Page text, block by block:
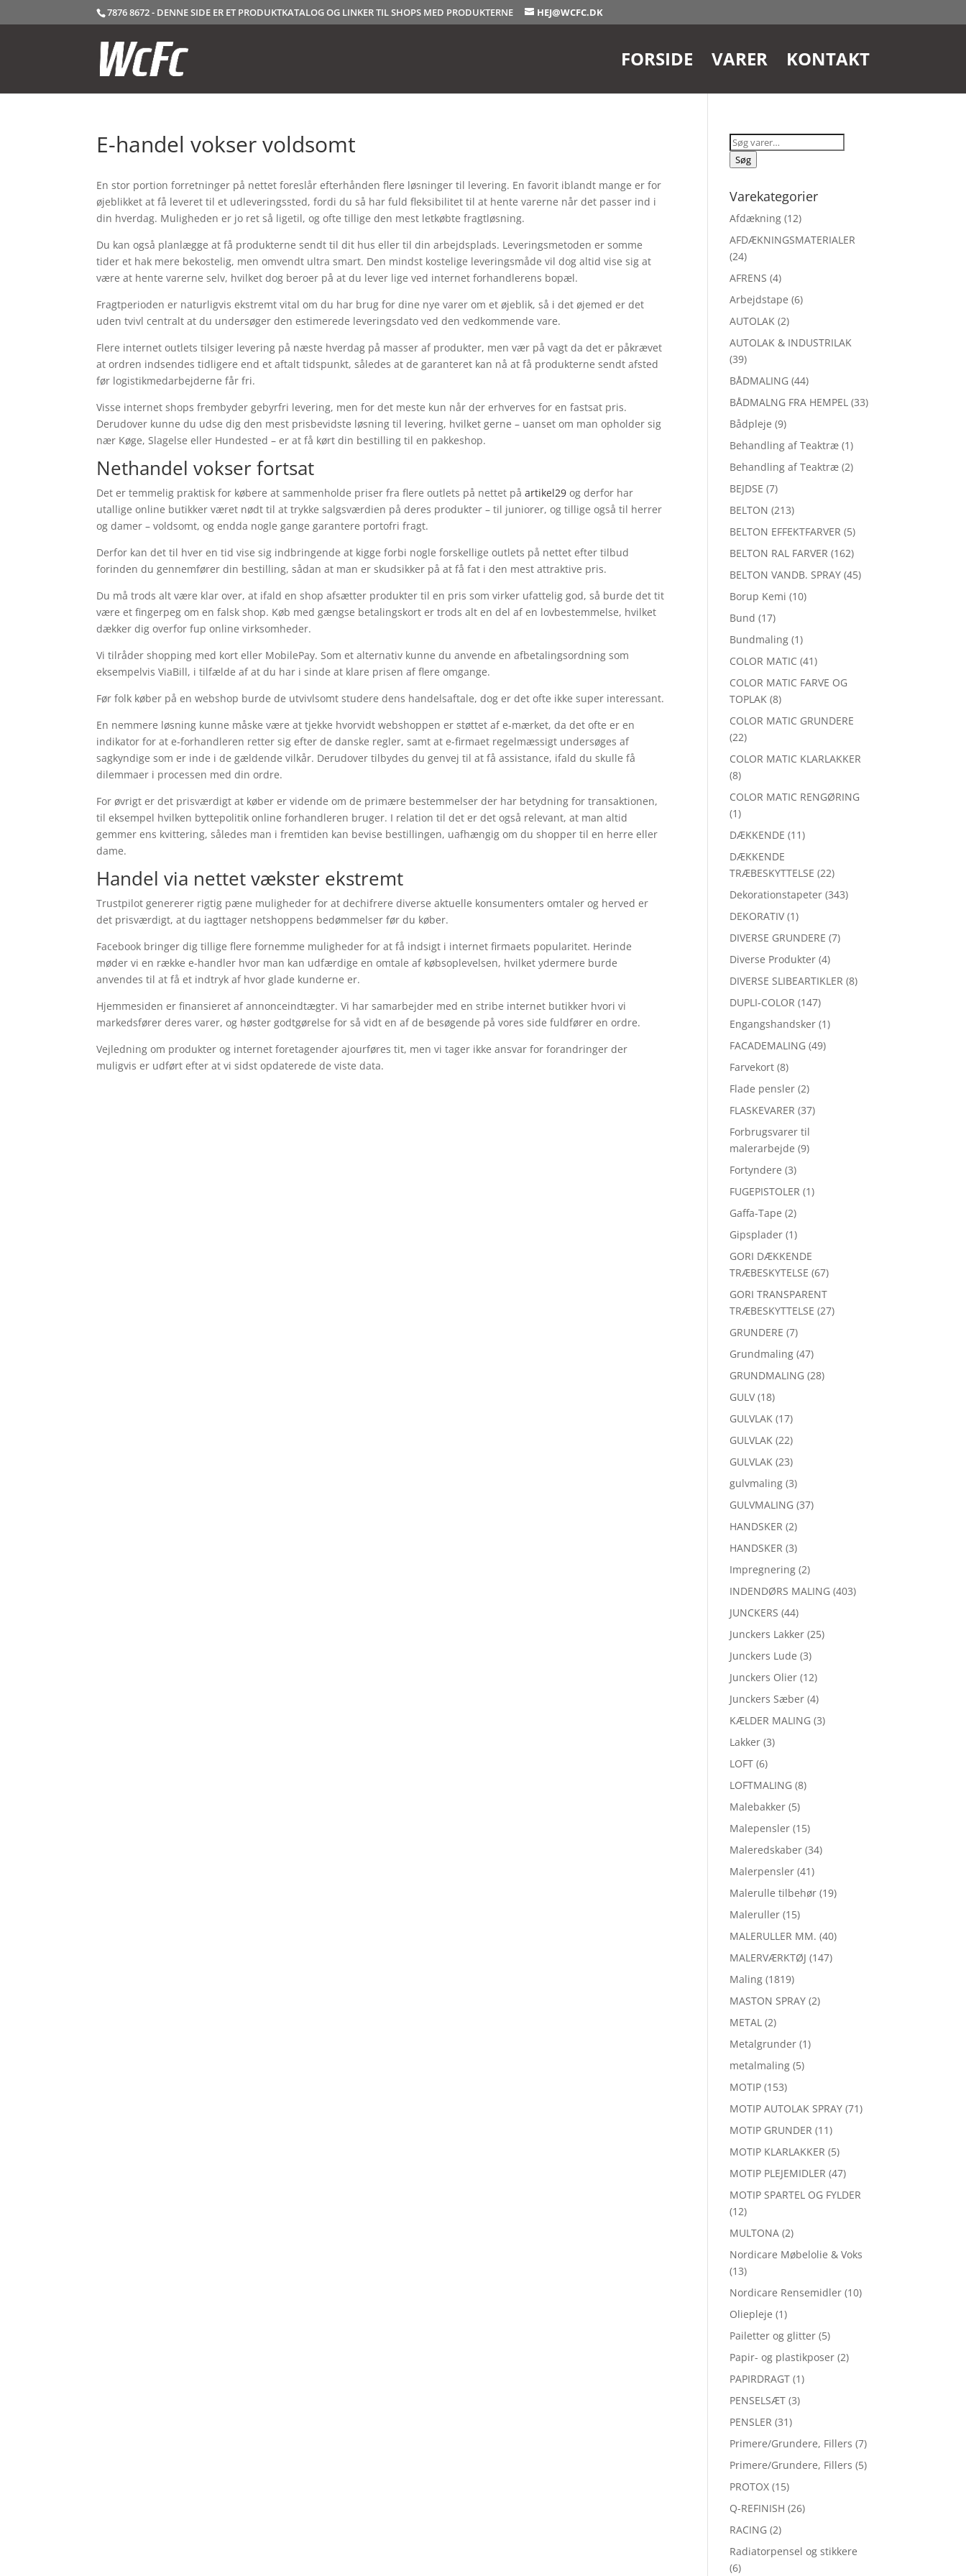
7876 8672 - DENNE SIDE ER ET PRODUKTKATALOG OG LINKER TIL SHOPS MED PRODUKTERNE HEJ@WCFC.DK
FORSIDE VARER KONTAKT
E-handel vokser voldsomt
En stor portion forretninger på nettet foreslår efterhånden flere løsninger til levering. En favorit iblandt mange er for
øjeblikket at få leveret til et udleveringssted, fordi du så har fuld fleksibilitet til at hente varerne når det passer ind i
din hverdag. Muligheden er jo ret så ligetil, og ofte tillige den mest letkøbte fragtløsning.
Du kan også planlægge at få produkterne sendt til dit hus eller til din arbejdsplads. Leveringsmetoden er somme
tider et hak mere bekostelig, men omvendt ultra smart. Den mindst kostelige leveringsmåde vil dog altid vise sig at
være at hente varerne selv, hvilket dog beroer på at du lever lige ved internet forhandlerens bopæl.
Fragtperioden er naturligvis ekstremt vital om du har brug for dine nye varer om et øjeblik, så i det øjemed er det
uden tvivl centralt at du undersøger den estimerede leveringsdato ved den vedkommende vare.
Flere internet outlets tilsiger levering på næste hverdag på masser af produkter, men vær på vagt da det er påkrævet
at ordren indsendes tidligere end et aftalt tidspunkt, således at de garanteret kan nå at få produkterne sendt afsted
før logistikmedarbejderne får fri.
Visse internet shops frembyder gebyrfri levering, men for det meste kun når der erhverves for en fastsat pris.
Derudover kunne du udse dig den mest prisbevidste løsning til levering, hvilket gerne – uanset om man opholder sig
nær Køge, Slagelse eller Hundested – er at få kørt din bestilling til en pakkeshop.
Nethandel vokser fortsat
Det er temmelig praktisk for købere at sammenholde priser fra flere outlets på nettet påartikel29 og derfor har
utallige online butikker været nødt til at trykke salgsværdien på deres produkter – til juniorer, og tillige også til herrer
og damer – voldsomt, og endda nogle gange garantere portofri fragt.
Derfor kan det til hver en tid vise sig indbringende at kigge forbi nogle forskellige outlets på nettet efter tilbud
forinden du gennemfører din bestilling, sådan at man er skudsikker på at få fat i den mest attraktive pris.
Du må trods alt være klar over, at ifald en shop afsætter produkter til en pris som virker ufattelig god, så burde det tit
være et fingerpeg om en falsk shop. Køb med gængse betalingskort er trods alt en del af en lovbestemmelse, hvilket
dækker dig overfor fup online virksomheder.
Vi tilråder shopping med kort eller MobilePay. Som et alternativ kunne du anvende en afbetalingsordning som
eksempelvis ViaBill, i tilfælde af at du har i sinde at klare prisen af flere omgange.
Før folk køber på en webshop burde de utvivlsomt studere dens handelsaftale, dog er det ofte ikke super interessant.
En nemmere løsning kunne måske være at tjekke hvorvidt webshoppen er støttet af e-mærket, da det ofte er en
indikator for at e-forhandleren retter sig efter de danske regler, samt at e-firmaet regelmæssigt undersøges af
sagkyndige som er inde i de gældende vilkår. Derudover tilbydes du genvej til at få assistance, ifald du skulle få
dilemmaer i processen med din ordre.
For øvrigt er det prisværdigt at køber er vidende om de primære bestemmelser der har betydning for transaktionen,
til eksempel hvilken byttepolitik online forhandleren bruger. I relation til det er det også relevant, at man altid
gemmer ens kvittering, således man i fremtiden kan bevise bestillingen, uafhængig om du shopper til en herre eller
dame.
Handel via nettet vækster ekstremt
Trustpilot genererer rigtig pæne muligheder for at dechifrere diverse aktuelle konsumenters omtaler og herved er
det prisværdigt, at du iagttager netshoppens bedømmelser før du køber.
Facebook bringer dig tillige flere fornemme muligheder for at få indsigt i internet firmaets popularitet. Herinde
møder vi en række e-handler hvor man kan udfærdige en omtale af købsoplevelsen, hvilket ydermere burde
anvendes til at få et indtryk af hvor glade kunderne er.
Hjemmesiden er finansieret af annonceindtægter. Vi har samarbejder med en stribe internet butikker hvori vi
markedsfører deres varer, og høster godtgørelse for så vidt en af de besøgende på vores side fuldfører en ordre.
Vejledning om produkter og internet foretagender ajourføres tit, men vi tager ikke ansvar for forandringer der
muligvis er udført efter at vi sidst opdaterede de viste data.
Søg
efter:
Søg
Varekategorier
Afdækning (12)
AFDÆKNINGSMATERIALER
(24)
AFRENS (4)
Arbejdstape (6)
AUTOLAK (2)
AUTOLAK & INDUSTRILAK
(39)
BÅDMALING (44)
BÅDMALNG FRA HEMPEL (33)
Bådpleje (9)
Behandling af Teaktræ (1)
Behandling af Teaktræ (2)
BEJDSE (7)
BELTON (213)
BELTON EFFEKTFARVER (5)
BELTON RAL FARVER (162)
BELTON VANDB. SPRAY (45)
Borup Kemi (10)
Bund (17)
Bundmaling (1)
COLOR MATIC (41)
COLOR MATIC FARVE OG
TOPLAK (8)
COLOR MATIC GRUNDERE
(22)
COLOR MATIC KLARLAKKER
(8)
COLOR MATIC RENGØRING
(1)
DÆKKENDE (11)
DÆKKENDE
TRÆBESKYTTELSE (22)
Dekorationstapeter (343)
DEKORATIV (1)
DIVERSE GRUNDERE (7)
Diverse Produkter (4)
DIVERSE SLIBEARTIKLER (8)
DUPLI-COLOR (147)
Engangshandsker (1)
FACADEMALING (49)
Farvekort (8)
Flade pensler (2)
FLASKEVARER (37)
Forbrugsvarer til
malerarbejde (9)
Fortyndere (3)
FUGEPISTOLER (1)
Gaffa-Tape (2)
Gipsplader (1)
GORI DÆKKENDE
TRÆBESKYTELSE (67)
GORI TRANSPARENT
TRÆBESKYTTELSE (27)
GRUNDERE (7)
Grundmaling (47)
GRUNDMALING (28)
GULV (18)
GULVLAK (17)
GULVLAK (22)
GULVLAK (23)
gulvmaling (3)
GULVMALING (37)
HANDSKER (2)
HANDSKER (3)
Impregnering (2)
INDENDØRS MALING (403)
JUNCKERS (44)
Junckers Lakker (25)
Junckers Lude (3)
Junckers Olier (12)
Junckers Sæber (4)
KÆLDER MALING (3)
Lakker (3)
LOFT (6)
LOFTMALING (8)
Malebakker (5)
Malepensler (15)
Maleredskaber (34)
Malerpensler (41)
Malerulle tilbehør (19)
Maleruller (15)
MALERULLER MM. (40)
MALERVÆRKTØJ (147)
Maling (1819)
MASTON SPRAY (2)
METAL (2)
Metalgrunder (1)
metalmaling (5)
MOTIP (153)
MOTIP AUTOLAK SPRAY (71)
MOTIP GRUNDER (11)
MOTIP KLARLAKKER (5)
MOTIP PLEJEMIDLER (47)
MOTIP SPARTEL OG FYLDER
(12)
MULTONA (2)
Nordicare Møbelolie & Voks
(13)
Nordicare Rensemidler (10)
Oliepleje (1)
Pailetter og glitter (5)
Papir- og plastikposer (2)
PAPIRDRAGT (1)
PENSELSÆT (3)
PENSLER (31)
Primere/Grundere, Fillers (7)
Primere/Grundere, Fillers (5)
PROTOX (15)
Q-REFINISH (26)
RACING (2)
Radiatorpensel og stikkere
(6)